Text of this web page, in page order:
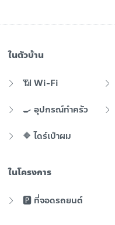
ในตัวบ้าน
📶 Wi-Fi
🍳 อุปกรณ์ทำครัว
🔶 ไดร์เป่าผม
ในโครงการ
🅿️ ที่จอดรถยนต์